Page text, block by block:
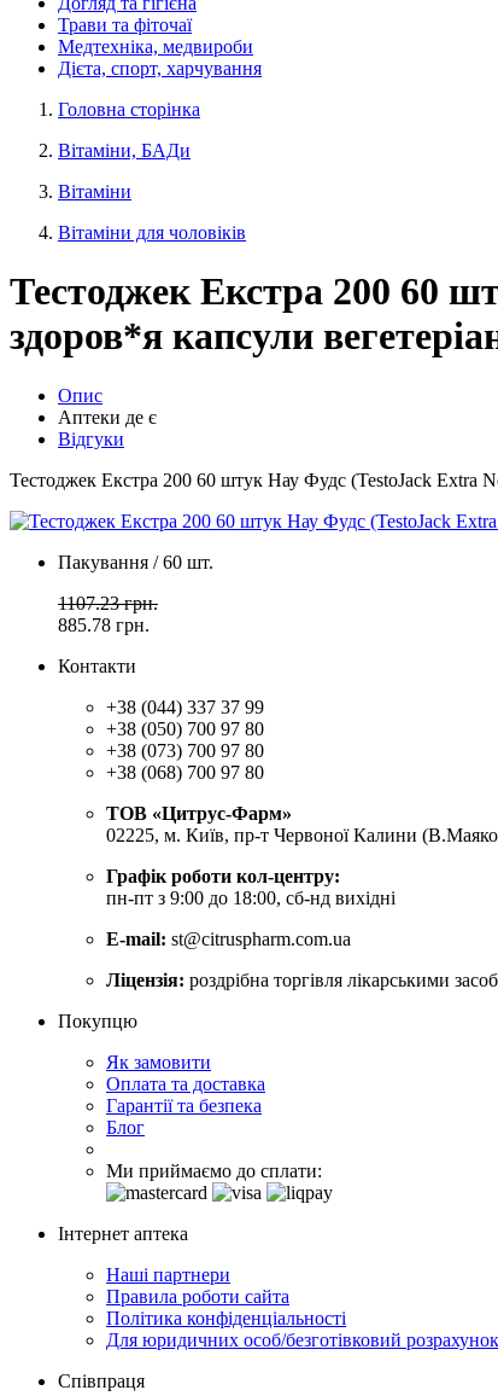
Трави та фіточаї
Медтехніка, медвироби
Дієта, спорт, харчування
Головна сторінка
Вітаміни, БАДи
Вітаміни
Вітаміни для чоловіків
Тестоджек Екстра 200 60
здоров*я капсули
Опис
Аптеки де є
Відгуки
Тестоджек Екстра 200 60 штук Нау Фудс (TestoJack Extra
Пакування / 60 шт.
1107.23 грн.
885.78 грн.
Контакти
+38 (044) 337 37 99
+38 (050) 700 97 80
+38 (073) 700 97 80
+38 (068) 700 97 80
ТОВ «Цитрус-Фарм»
02225, м. Київ, пр-т Червоної Калини
Графік роботи кол-центру:
пн-пт з 9:00 до 18:00, сб-нд вихідні
E-mail: st@citruspharm.com.ua
Ліцензія: роздрібна торгівля лікарськими
Покупцю
Як замовити
Оплата та доставка
Гарантії та безпека
Блог
Ми приймаємо до сплати:
Інтернет аптека
Наші партнери
Правила роботи сайта
Політика конфіденціальності
Для юридичних особ/безготівковий розрахунок
Співпраця